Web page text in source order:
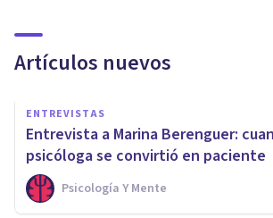
Artículos nuevos
ENTREVISTAS
Entrevista a Marina Berenguer:
psicóloga se convirtió en paciente
Psicología Y Mente